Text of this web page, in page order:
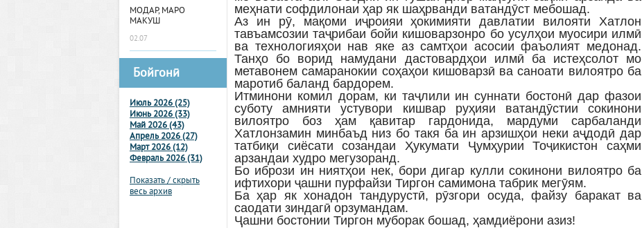
МОДАР, МАРО
МАКУШ
02.07
Бойгонӣ
Июль 2026 (25)
Июнь 2026 (33)
Май 2026 (43)
Апрель 2026 (27)
Март 2026 (12)
Февраль 2026 (31)
Показать / скрыть
весь архив
меҳнати софдилонаи ҳар як шаҳрванди ватандӯст мебошад.
Аз ин рӯ, мақоми иҷроияи ҳокимияти давлатии вилояти Хатлон
тавъамсозии таҷрибаи бойи кишоварзонро бо усулҳои муосири илмӣ
ва технологияҳои нав яке аз самтҳои асосии фаъолият медонад.
Танҳо бо ворид намудани дастовардҳои илмӣ ба истеҳсолот мо
метавонем самаранокии соҳаҳои кишоварзӣ ва саноати вилоятро ба
маротиб баланд бардорем.
Итминони комил дорам, ки таҷлили ин суннати бостонӣ дар фазои
суботу амнияти устувори кишвар руҳияи ватандӯстии сокинони
вилоятро боз ҳам қавитар гардонида, мардуми сарбаланди
Хатлонзамин минбаъд низ бо такя ба ин арзишҳои неки аҷдодӣ дар
татбиқи сиёсати созандаи Ҳукумати Ҷумҳурии Тоҷикистон саҳми
арзандаи худро мегузоранд.
Бо ибрози ин ниятҳои нек, бори дигар кулли сокинони вилоятро ба
ифтихори ҷашни пурфайзи Тиргон самимона табрик мегӯям.
Ба ҳар як хонадон тандурустӣ, рӯзгори осуда, файзу баракат ва
саодати зиндагӣ орзумандам.
Ҷашни бостонии Тиргон муборак бошад, ҳамдиёрони азиз!